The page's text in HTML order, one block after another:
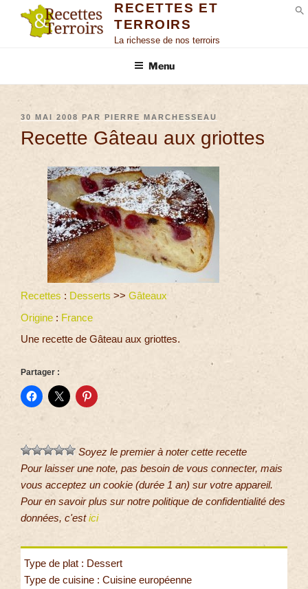
RECETTES ET
TERROIRS
La richesse de nos terroirs
Menu
30 MAI 2008 PAR PIERRE MARCHESSEAU
Recette Gâteau aux griottes
Recettes : Desserts >> Gâteaux
Origine : France
Une recette de Gâteau aux griottes.
Partager :
Soyez le premier à noter cette recette
Pour laisser une note, pas besoin de vous connecter, mais
vous acceptez un cookie (durée 1 an) sur votre appareil.
Pour en savoir plus sur notre politique de confidentialité des
données, c'estici
Type de plat : Dessert
Type de cuisine : Cuisine européenne